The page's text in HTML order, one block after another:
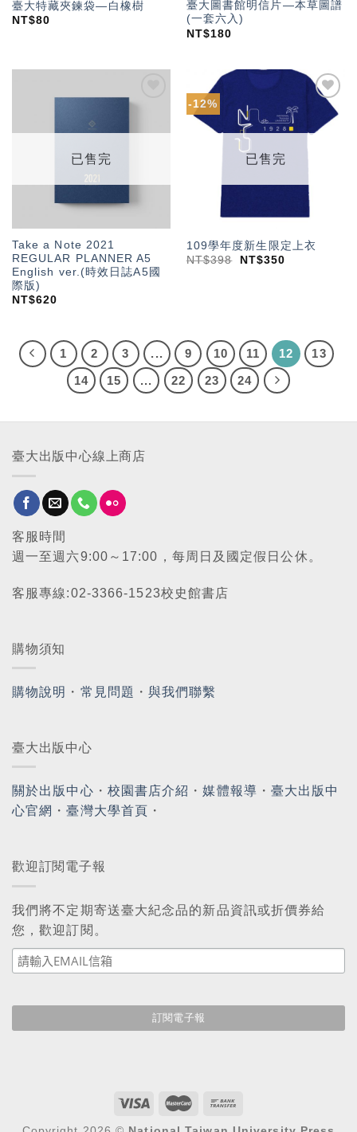
臺大特藏夾鍊袋—白橡樹
NT$80
臺大圖書館明信片—本草圖譜
(一套六入)
NT$180
望輕
已售完
Take a Note 2021
REGULAR PLANNER A5
English ver.(時效日誌A5國
際版)
NT$620
-12%
加入
「願
望輕
已售完
109學年度新生限定上衣
NT$398 NT$350
1 2 3 ... 9 10 11 12
13
14
15 ... 22 23 24
臺大出版中心線上商店
客服時間
週一至週六9:00～17:00，每周日及國定假日公休。
客服專線:02-3366-1523校史館書店
購物須知
購物說明 ・ 常見問題 ・與我們聯繫
臺大出版中心
關於出版中心 ・ 校園書店介紹 ・媒體報導 ・ 臺大出版中
心官網 ・臺灣大學首頁 ・
歡迎訂閱電子報
我們將不定期寄送臺大紀念品的新品資訊或折價券給
您，歡迎訂閱。